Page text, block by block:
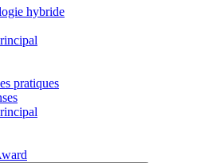
hybride
pratiques